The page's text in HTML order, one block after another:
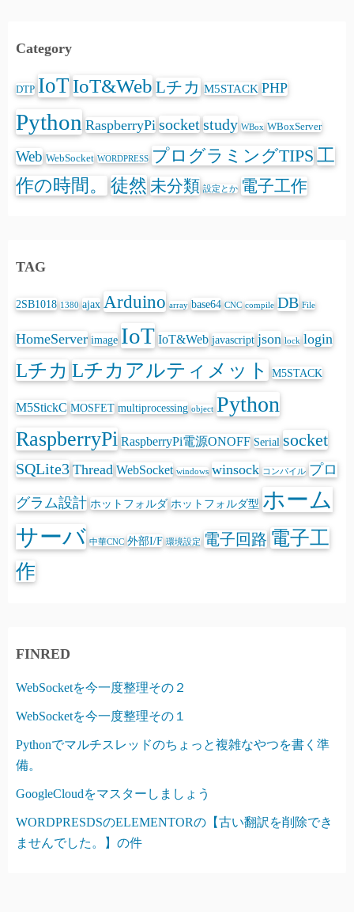
Category
DTP IoT IoT&Web Lチカ M5STACK PHP
Python RaspberryPi socketstudy WBox WBoxServer
Web WebSocket WORDPRESS プログラミングTIPS 工
作の時間。
徒然 未分類 設定とか 電子工作
TAG
2SB1018 1380 ajax Arduino array base64 CNC compile DB File
HomeServer image IoT IoT&Web javascript json lock login
Lチカ Lチカアルティメット M5STACK
M5StickC MOSFET multiprocessing object Python
RaspberryPi RaspberryPi電源ONOFF Serial socket
SQLite3 Thread WebSocket windows winsock コンパイル プロ
グラム設計 ホットフォルダ ホットフォルダ型 ホーム
サーバ 中華CNC 外部I/F 環境設定 電子回路 電子工
作
FINRED
WebSocketを今一度整理その２
WebSocketを今一度整理その１
Pythonでマルチスレッドのちょっと複雑なやつを書く準
備。
GoogleCloudをマスターしましょう
WORDPRESDSのELEMENTORの【古い翻訳を削除でき
ませんでした。】の件